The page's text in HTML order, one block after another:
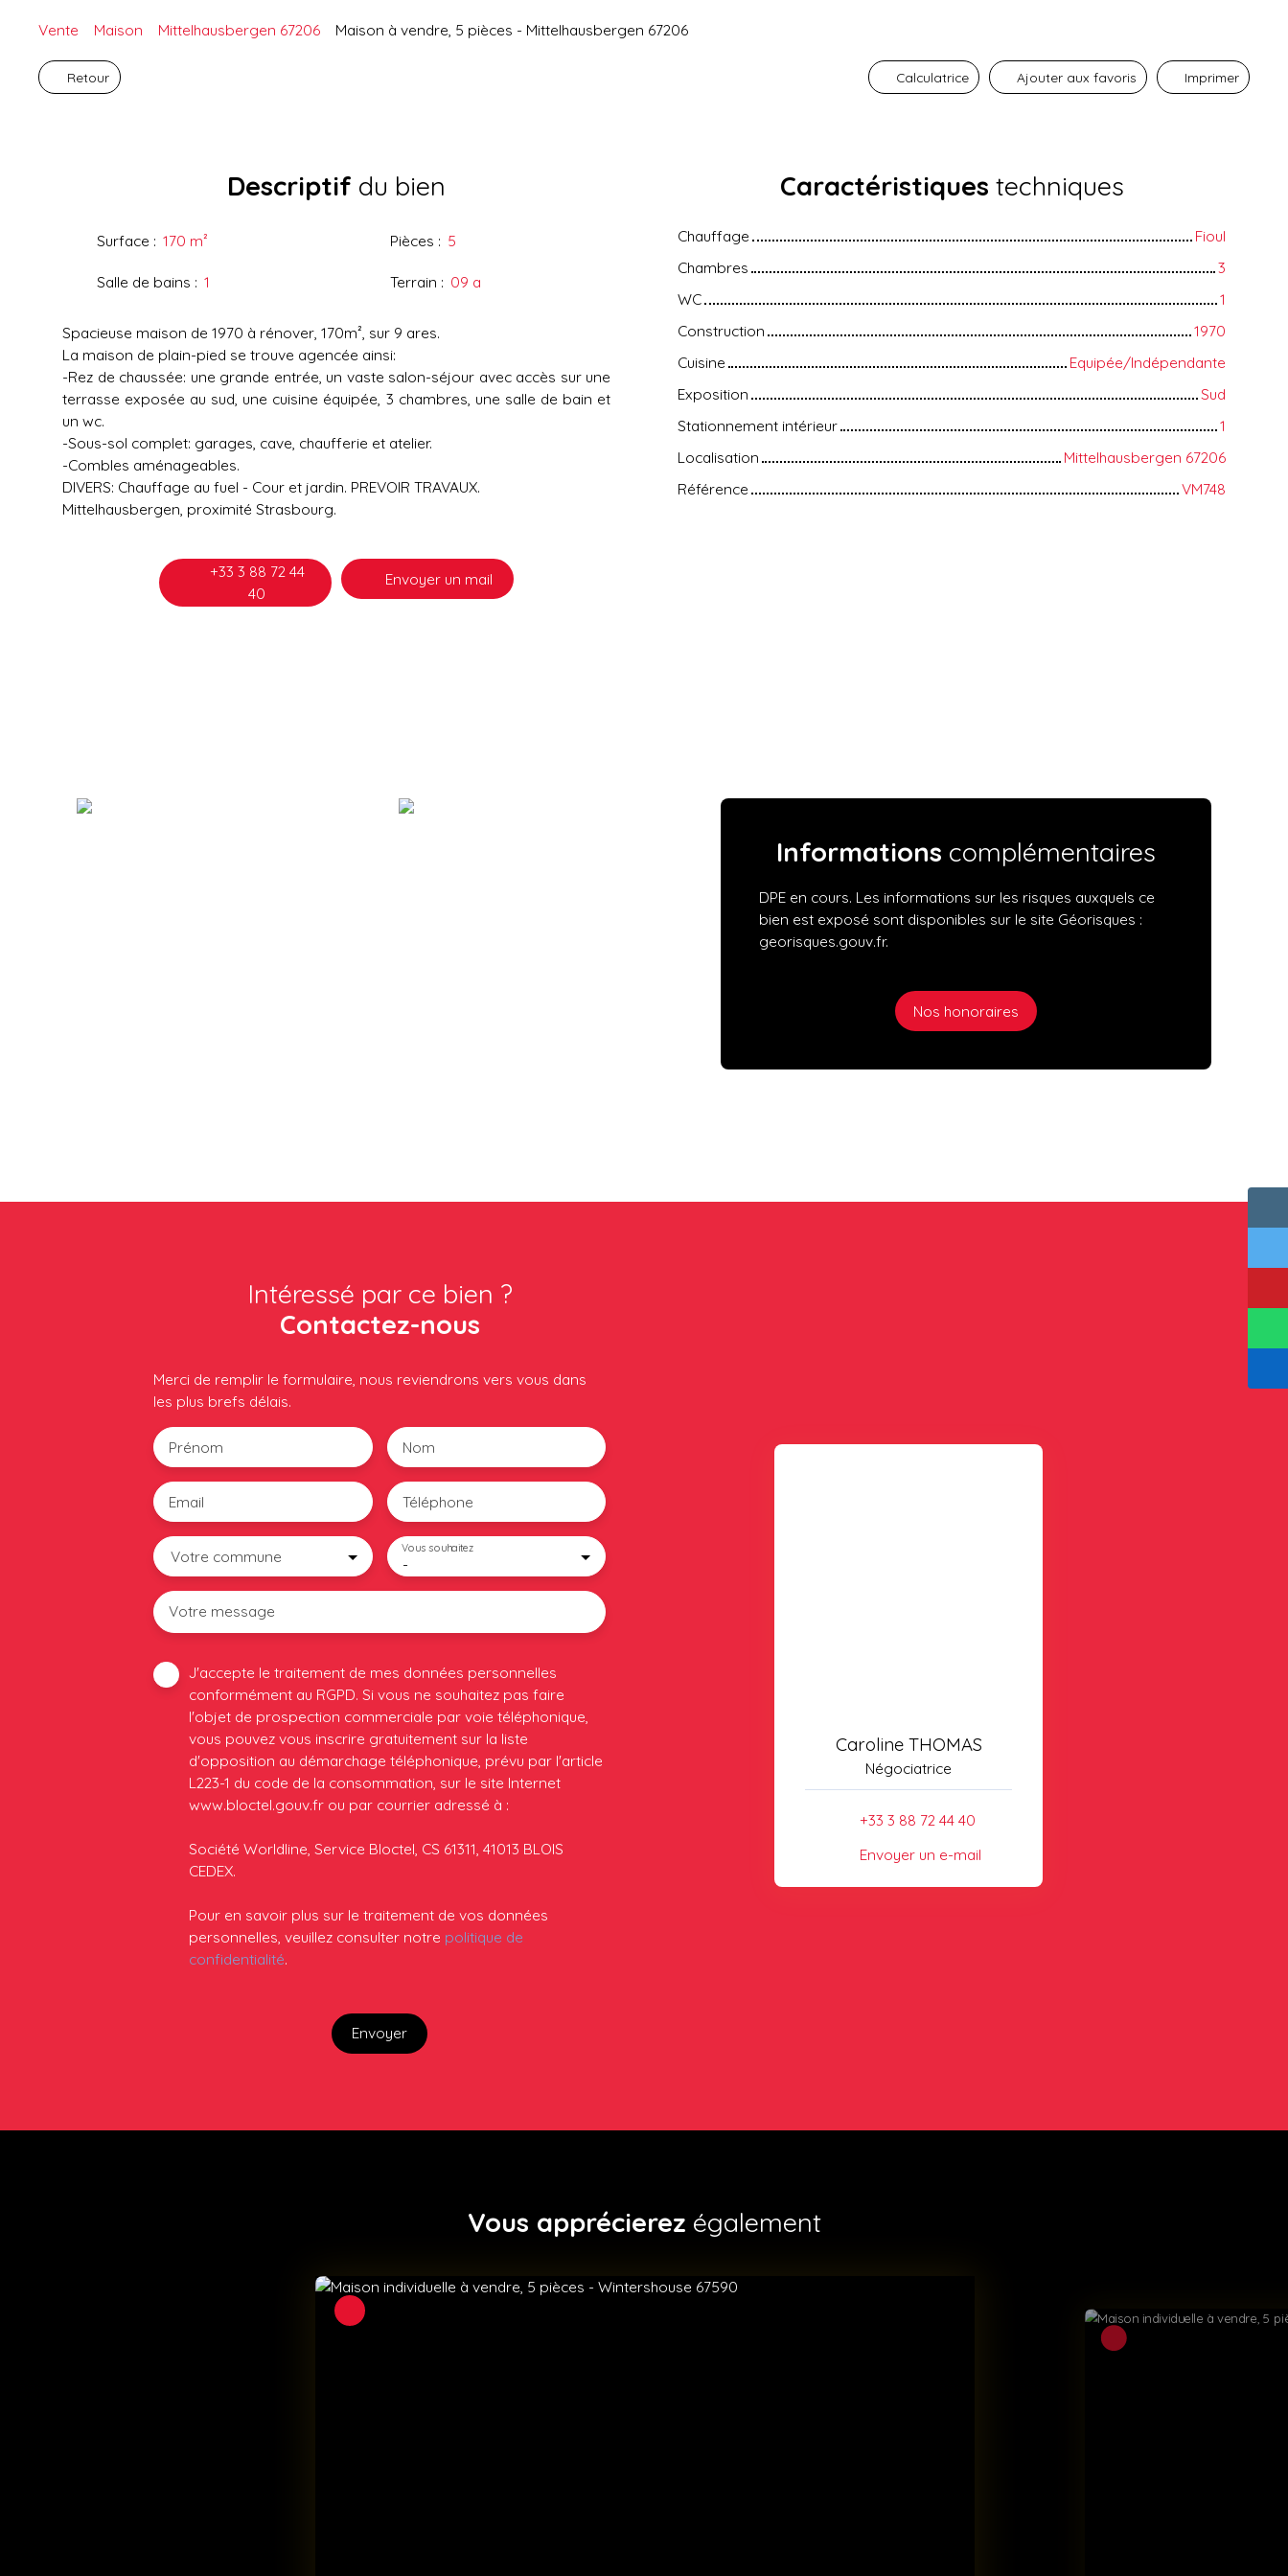
Vente Maison Mittelhausbergen 67206 Maison à vendre, 5 pièces - Mittelhausbergen 67206
Retour Calculatrice Ajouter aux favoris Imprimer
Descriptif du bien
Surface : 170 m² Pièces : 5
Salle de bains : 1 Terrain : 09 a
Spacieuse maison de 1970 à rénover, 170m², sur 9 ares.
La maison de plain-pied se trouve agencée ainsi:
-Rez de chaussée: une grande entrée, un vaste salon-séjour avec accès sur une
terrasse exposée au sud, une cuisine équipée, 3 chambres, une salle de bain et
un wc.
-Sous-sol complet: garages, cave, chaufferie et atelier.
-Combles aménageables.
DIVERS: Chauffage au fuel - Cour et jardin. PREVOIR TRAVAUX.
Mittelhausbergen, proximité Strasbourg.
+33 3 88 72 44
40
Envoyer un mail
Caractéristiques techniques
Chauffage
Fioul
Chambres
3
WC
1
Construction
1970
Cuisine
Equipée/Indépendante
Exposition
Sud
Stationnement intérieur
1
Localisation
Mittelhausbergen 67206
Référence
VM748
Informations complémentaires
DPE en cours. Les informations sur les risques auxquels ce
bien est exposé sont disponibles sur le site Géorisques :
georisques.gouv.fr.
Nos honoraires
Intéressé par ce bien ?
Contactez-nous
Merci de remplir le formulaire, nous reviendrons vers vous dans
les plus brefs délais.
Prénom Nom
Email Téléphone
Votre commune -
Vous souhaitez
Votre message
J'accepte le traitement de mes données personnelles
conformément au RGPD. Si vous ne souhaitez pas faire
l'objet de prospection commerciale par voie téléphonique,
vous pouvez vous inscrire gratuitement sur la liste
d'opposition au démarchage téléphonique, prévu par l'article
L223-1 du code de la consommation, sur le site Internet
www.bloctel.gouv.fr ou par courrier adressé à :
Société Worldline, Service Bloctel, CS 61311, 41013 BLOIS
CEDEX.
Pour en savoir plus sur le traitement de vos données
personnelles, veuillez consulter notre politique de
confidentialité.
Envoyer
Caroline THOMAS
Négociatrice
+33 3 88 72 44 40
Envoyer un e-mail
Vous apprécierez également